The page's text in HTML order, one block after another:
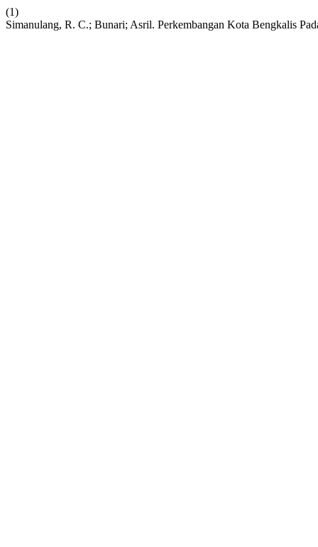
(1)
Simanulang, R. C.; Bunari; Asril. Perkembangan Kota Bengkalis